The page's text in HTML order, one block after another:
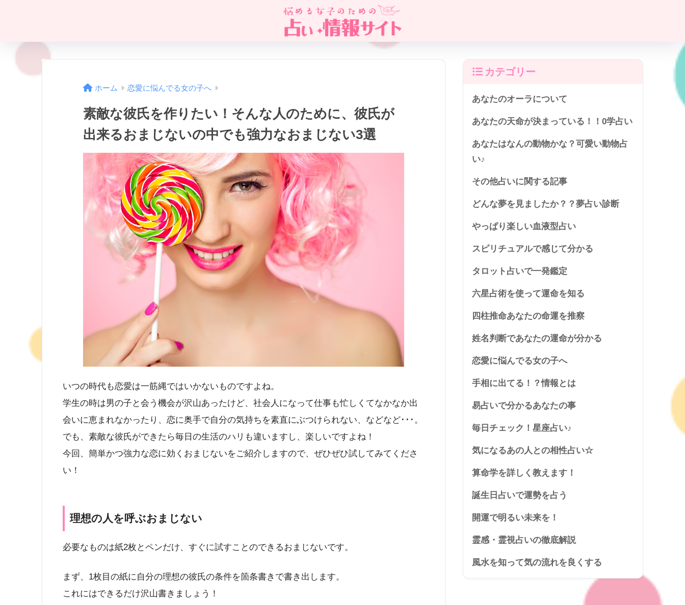
ホーム 恋愛に悩んでる女の子へ
素敵な彼氏を作りたい！そんな人のために、彼氏が
出来るおまじないの中でも強力なおまじない3選
いつの時代も恋愛は一筋縄ではいかないものですよね。
学生の時は男の子と会う機会が沢山あったけど、社会人になって仕事も忙しくてなかなか出
会いに恵まれなかったり、恋に奥手で自分の気持ちを素直にぶつけられない、などなど･･･。
でも、素敵な彼氏ができたら毎日の生活のハリも違いますし、楽しいですよね！
今回、簡単かつ強力な恋に効くおまじないをご紹介しますので、ぜひぜひ試してみてくださ
い！
理想の人を呼ぶおまじない
必要なものは紙2枚とペンだけ、すぐに試すことのできるおまじないです。
まず、1枚目の紙に自分の理想の彼氏の条件を箇条書きで書き出します。
これにはできるだけ沢山書きましょう！
カテゴリー
あなたのオーラについて
あなたの天命が決まっている！！0学占い
あなたはなんの動物かな？可愛い動物占
い♪
その他占いに関する記事
どんな夢を見ましたか？？夢占い診断
やっぱり楽しい血液型占い
スピリチュアルで感じて分かる
タロット占いで一発鑑定
六星占術を使って運命を知る
四柱推命あなたの命運を推察
姓名判断であなたの運命が分かる
恋愛に悩んでる女の子へ
手相に出てる！？情報とは
易占いで分かるあなたの事
毎日チェック！星座占い♪
気になるあの人との相性占い☆
算命学を詳しく教えます！
誕生日占いで運勢を占う
開運で明るい未来を！
霊感・霊視占いの徹底解説
風水を知って気の流れを良くする